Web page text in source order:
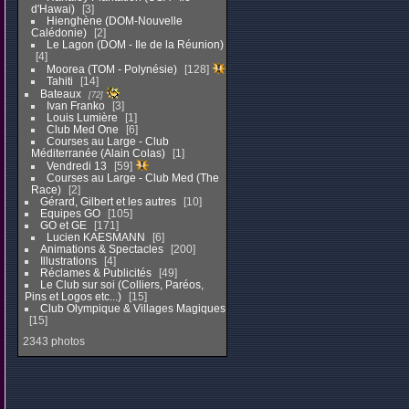
d'Hawai)
3
Hienghène (DOM-Nouvelle
Calédonie)
2
Le Lagon (DOM - Ile de la Réunion)
4
Moorea (TOM - Polynésie)
128
Tahiti
14
Bateaux
72
Ivan Franko
3
Louis Lumière
1
Club Med One
6
Courses au Large - Club
Méditerranée (Alain Colas)
1
Vendredi 13
59
Courses au Large - Club Med (The
Race)
2
Gérard, Gilbert et les autres
10
Equipes GO
105
GO et GE
171
Lucien KAESMANN
6
Animations & Spectacles
200
Illustrations
4
Réclames & Publicités
49
Le Club sur soi (Colliers, Paréos,
Pins et Logos etc...)
15
Club Olympique & Villages Magiques
15
2343 photos